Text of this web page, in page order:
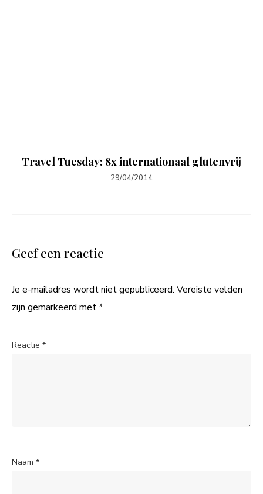
Travel Tuesday: 8x internationaal glutenvrij
29/04/2014
Geef een reactie
Je e-mailadres wordt niet gepubliceerd. Vereiste velden
zijn gemarkeerd met*
Reactie *
Naam *